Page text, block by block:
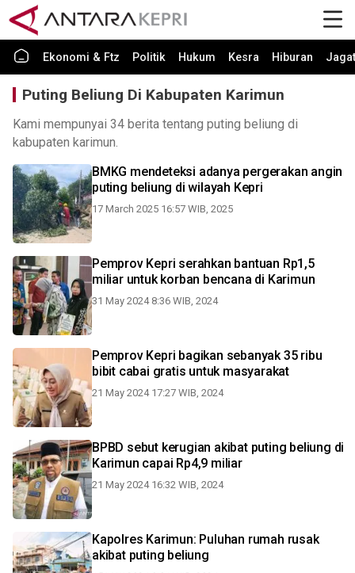
Ekonomi & Ftz Politik Hukum Kesra Hiburan Jagat
Puting Beliung Di Kabupaten Karimun
Kami mempunyai 34 berita tentang puting beliung di
kabupaten karimun.
BMKG mendeteksi adanya pergerakan angin
puting beliung di wilayah Kepri
17 March 2025 16:57 WIB, 2025
Pemprov Kepri serahkan bantuan Rp1,5
miliar untuk korban bencana di Karimun
31 May 2024 8:36 WIB, 2024
Pemprov Kepri bagikan sebanyak 35 ribu
bibit cabai gratis untuk masyarakat
21 May 2024 17:27 WIB, 2024
BPBD sebut kerugian akibat puting beliung di
Karimun capai Rp4,9 miliar
21 May 2024 16:32 WIB, 2024
Kapolres Karimun: Puluhan rumah rusak
akibat puting beliung